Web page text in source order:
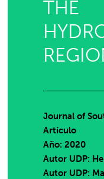
THE
Journal of
Artículo
Año: 2020
Autor UDP:
Autor UDP: